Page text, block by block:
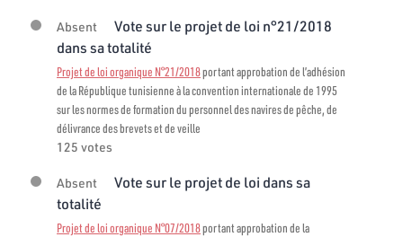
Absent
Vote sur le projet de loi n°21/2018
dans sa totalité
Projet de loi organique N°21/2018portant approbation de l’adhésion
de la République tunisienne à la convention internationale de 1995
sur les normes de formation du personnel des navires de pêche, de
délivrance des brevets et de veille
125 votes
Absent
Vote sur le projet de loi dans sa
totalité
Projet de loi organique N°07/2018portant approbation de la